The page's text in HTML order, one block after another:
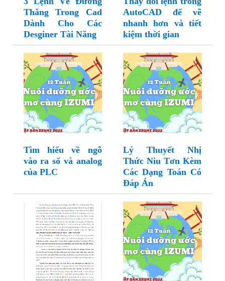
Thẳng Trong Cad
Dành Cho Các
Desginer Tài Năng
AutoCAD để vẽ
nhanh hơn và tiết
kiệm thời gian
Tìm hiểu về ngõ
vào ra số và analog
của PLC
Lý Thuyết Nhị
Thức Niu Tơn Kèm
Các Dạng Toán Có
Đáp Án